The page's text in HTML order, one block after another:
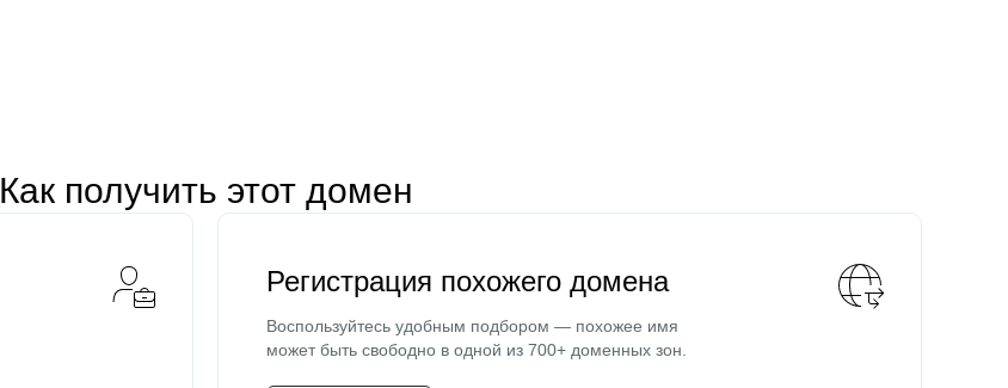
Как получить этот домен
Регистрация похожего домена
Воспользуйтесь удобным подбором — похожее имя
может быть свободно в одной из 700+ доменных зон.